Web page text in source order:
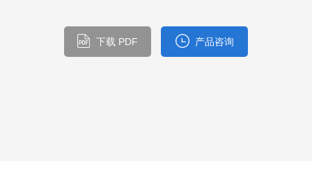
下载 PDF 产品咨询